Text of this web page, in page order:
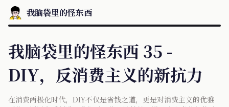
我脑袋里的怪东西
我脑袋里的怪东西 35 -
DIY，反消费主义的新抗力
在消费两极化时代，DIY不仅是省钱之道，更是对消费主义的优雅